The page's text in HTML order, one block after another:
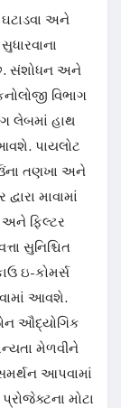
અને
સંશોધન અને
વિભાગ
લેબમાં હાથ
પાયલોટ
તણખા અને
માવામાં
અને ફિલ્ટર
સુનિશ્ચિત
ઇ-કોમર્સ
આવશે.
ઔદ્યોગિક
મેળવીને
આપવામાં
મોટા